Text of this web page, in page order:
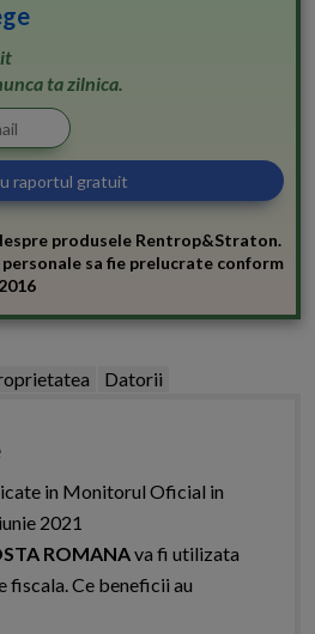
ta zilnica.
produsele Rentrop&Straton.
sa fie prelucrate conform
Datorii
in Monitorul Oficial in
2021
ROMANAva fi utilizata
fiscala. Ce beneficii au